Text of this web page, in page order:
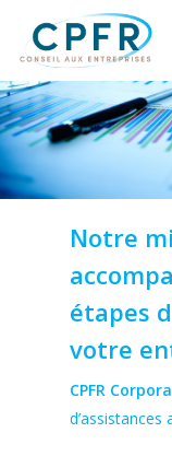
main
content
Notre
étapes
votre
CPFR
d’assistances